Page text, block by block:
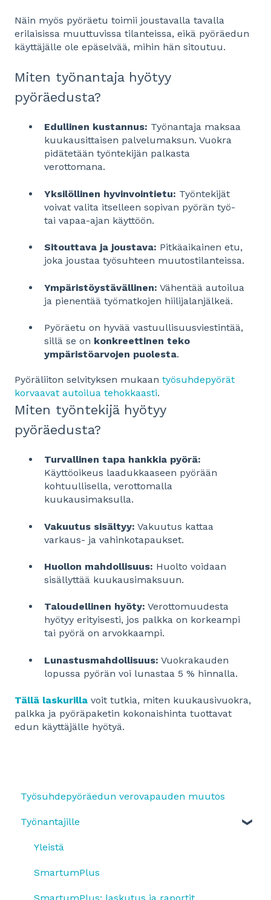
Näin myös pyöräetu toimii joustavalla tavalla
erilaisissa muuttuvissa tilanteissa, eikä pyöräedun
käyttäjälle ole epäselvää, mihin hän sitoutuu.
Miten työnantaja hyötyy
pyöräedusta?
Edullinen kustannus: Työnantaja maksaa
kuukausittaisen palvelumaksun. Vuokra
pidätetään työntekijän palkasta
verottomana.
Yksilöllinen hyvinvointietu: Työntekijät
voivat valita itselleen sopivan pyörän työ-
tai vapaa-ajan käyttöön.
Sitouttava ja joustava: Pitkäaikainen etu,
joka joustaa työsuhteen muutostilanteissa.
Ympäristöystävällinen: Vähentää autoilua
ja pienentää työmatkojen hiilijalanjälkeä.
Pyöräetu on hyvää vastuullisuusviestintää,
sillä se on konkreettinen teko
ympäristöarvojen puolesta.
Pyöräliiton selvityksen mukaan työsuhdepyörät
korvaavat autoilua tehokkaasti.
Miten työntekijä hyötyy
pyöräedusta?
Turvallinen tapa hankkia pyörä:
Käyttöoikeus laadukkaaseen pyörään
kohtuullisella, verottomalla
kuukausimaksulla.
Vakuutus sisältyy: Vakuutus kattaa
varkaus- ja vahinkotapaukset.
Huollon mahdollisuus: Huolto voidaan
sisällyttää kuukausimaksuun.
Taloudellinen hyöty: Verottomuudesta
hyötyy erityisesti, jos palkka on korkeampi
tai pyörä on arvokkaampi.
Lunastusmahdollisuus: Vuokrakauden
lopussa pyörän voi lunastaa 5 % hinnalla.
Tällä laskurilla voit tutkia, miten kuukausivuokra,
palkka ja pyöräpaketin kokonaishinta tuottavat
edun käyttäjälle hyötyä.
Työsuhdepyöräedun verovapauden muutos
Työnantajille
Yleistä
SmartumPlus
SmartumPlus: laskutus ja raportit